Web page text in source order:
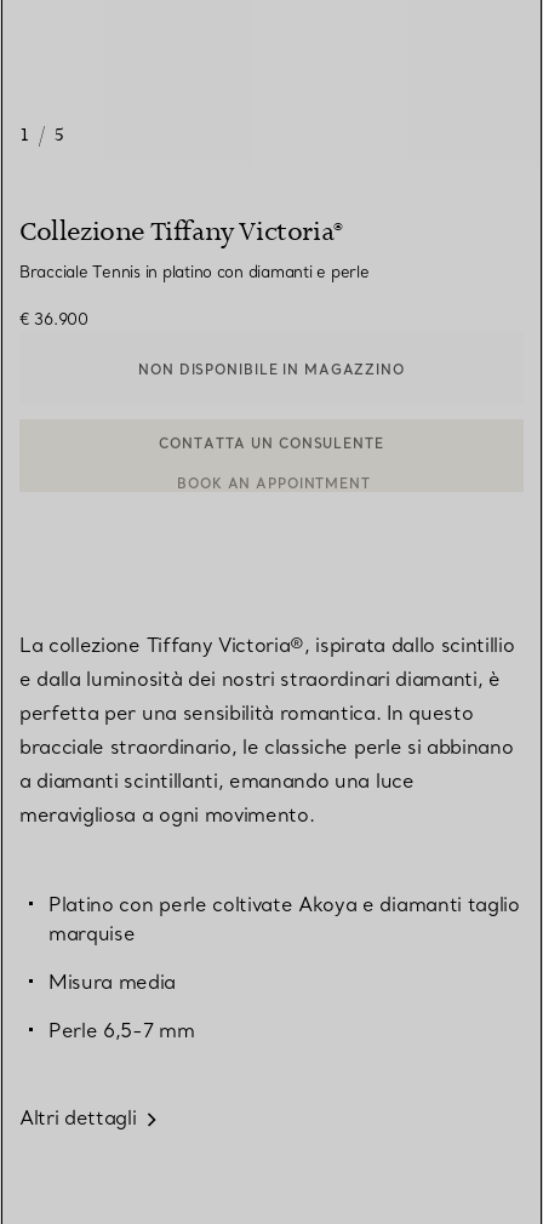
1 / 5
Collezione Tiffany Victoria®
Bracciale Tennis in platino con diamanti e perle
€ 36.900
NON DISPONIBILE IN MAGAZZINO
La collezione Tiffany Victoria®, ispirata dallo scintillio
e dalla luminosità dei nostri straordinari diamanti, è
perfetta per una sensibilità romantica. In questo
bracciale straordinario, le classiche perle si abbinano
a diamanti scintillanti, emanando una luce
meravigliosa a ogni movimento.
Platino con perle coltivate Akoya e diamanti taglio
marquise
Misura media
Perle 6,5-7 mm
Altri dettagli